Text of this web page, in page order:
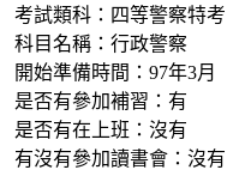
考試類科：四等警察特考
科目名稱：行政警察
開始準備時間：97年3月
是否有參加補習：有
是否有在上班：沒有
有沒有參加讀書會：沒有